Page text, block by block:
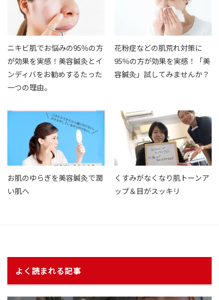
ニキビ肌でお悩みの95％の方
が効果を実感！美容鍼灸とイ
ンディバをお勧めするたった
一つの理由。
花粉症などの肌荒れ対策に
95％の方が効果を実感！「美
容鍼灸」試してみませんか？
お肌のゆらぎを美容鍼灸で潤
い肌へ
くすみがなくなり肌トーンア
ップ＆目がスッキリ
よく読まれる記事